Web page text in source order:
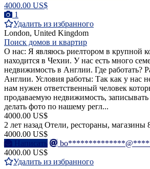
4000.00 US$
1
Удалить из избранного
London, United Kingdom
Поиск домов и квартир
О нас: Я являюсь риелтором в крупной
находится в Чехии. У нас есть много
недвижимость в Англии. Где работать?
Англии. Условия работы: Так как у нас
нам нужен ответственный человек
продаваемую недвижимость, записывать
делать фото по нашему регл...
4000.00 US$
2 лет назад Отели, рестораны, магазины
4000.00 US$
Написать
4000.00 US$
Удалить из избранного